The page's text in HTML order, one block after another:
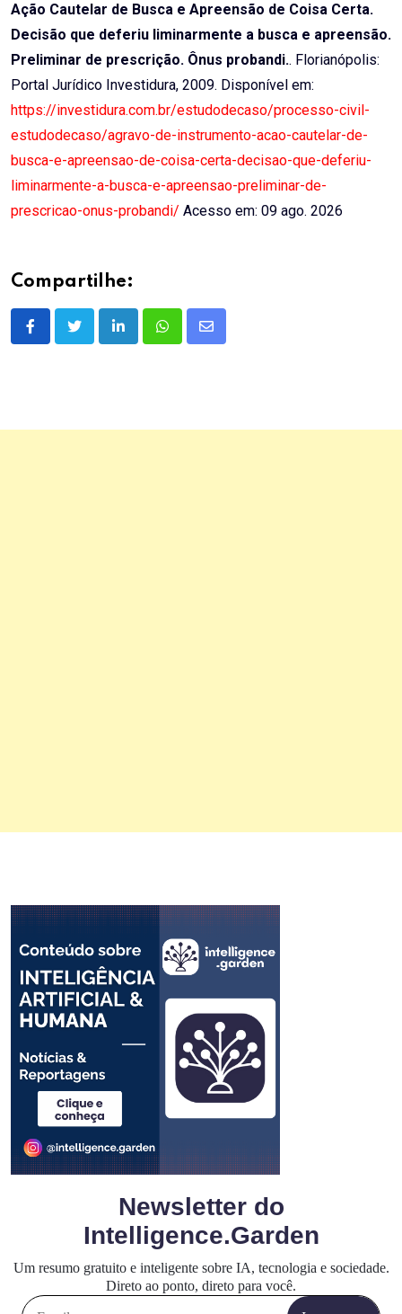
Ação Cautelar de Busca e Apreensão de Coisa Certa.
Decisão que deferiu liminarmente a busca e apreensão.
Preliminar de prescrição. Ônus probandi.. Florianópolis:
Portal Jurídico Investidura, 2009. Disponível em:
https://investidura.com.br/estudodecaso/processo-civil-
estudodecaso/agravo-de-instrumento-acao-cautelar-de-
busca-e-apreensao-de-coisa-certa-decisao-que-deferiu-
liminarmente-a-busca-e-apreensao-preliminar-de-
prescricao-onus-probandi/ Acesso em: 09 ago. 2026
Compartilhe:
LinkedInWhatsappShare